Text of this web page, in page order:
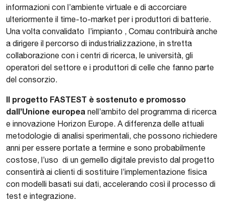
informazioni con l’ambiente virtuale e di accorciare
ulteriormente il time-to-market per i produttori di batterie.
Una volta convalidato l’impianto , Comau contribuirà anche
a dirigere il percorso di industrializzazione, in stretta
collaborazione con i centri di ricerca, le università, gli
operatori del settore e i produttori di celle che fanno parte
del consorzio.
Il progetto FASTEST è sostenuto e promosso
dall’Unione europea nell’ambito del programma di ricerca
e innovazione Horizon Europe. A differenza delle attuali
metodologie di analisi sperimentali, che possono richiedere
anni per essere portate a termine e sono probabilmente
costose, l’uso di un gemello digitale previsto dal progetto
consentirà ai clienti di sostituire l’implementazione fisica
con modelli basati sui dati, accelerando così il processo di
test e integrazione.